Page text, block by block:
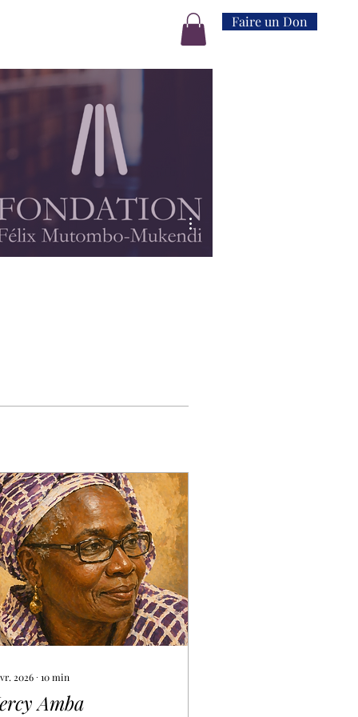
Faire un Don
2026 ∙ 10min
Amba